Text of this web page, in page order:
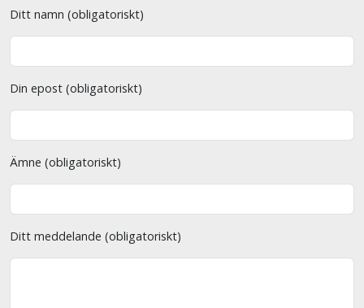
Ditt namn (obligatoriskt)
Din epost (obligatoriskt)
Ämne (obligatoriskt)
Ditt meddelande (obligatoriskt)